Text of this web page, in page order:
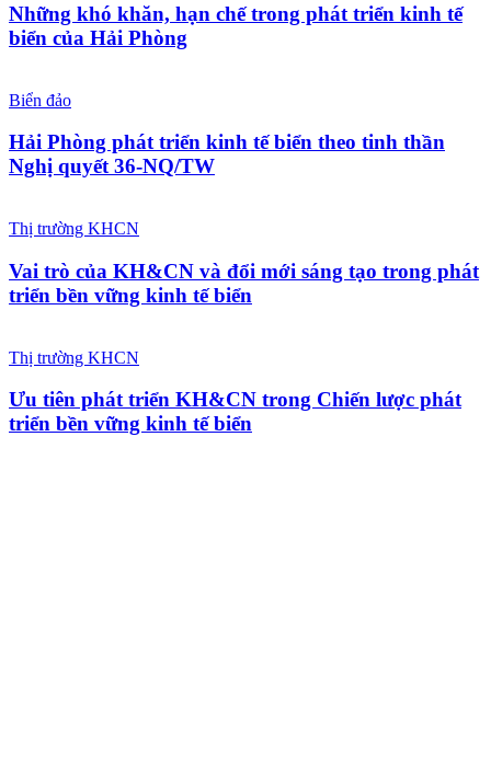
Những khó khăn, hạn chế trong phát triển kinh tế
biển của Hải Phòng
Biển đảo
Hải Phòng phát triển kinh tế biển theo tinh thần
Nghị quyết 36-NQ/TW
Thị trường KHCN
Vai trò của KH&CN và đổi mới sáng tạo trong phát
triển bền vững kinh tế biển
Thị trường KHCN
Ưu tiên phát triển KH&CN trong Chiến lược phát
triển bền vững kinh tế biển